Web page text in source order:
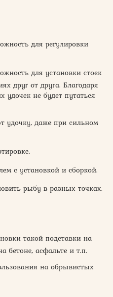
для регулировки
для установки стоек
друг от друга. Благодаря
удочек не будет путаться
удочку, даже при сильном
с установкой и сборкой.
рыбу в разных точках.
такой подставки на
бетоне, асфальте и т.п.
на обрывистых